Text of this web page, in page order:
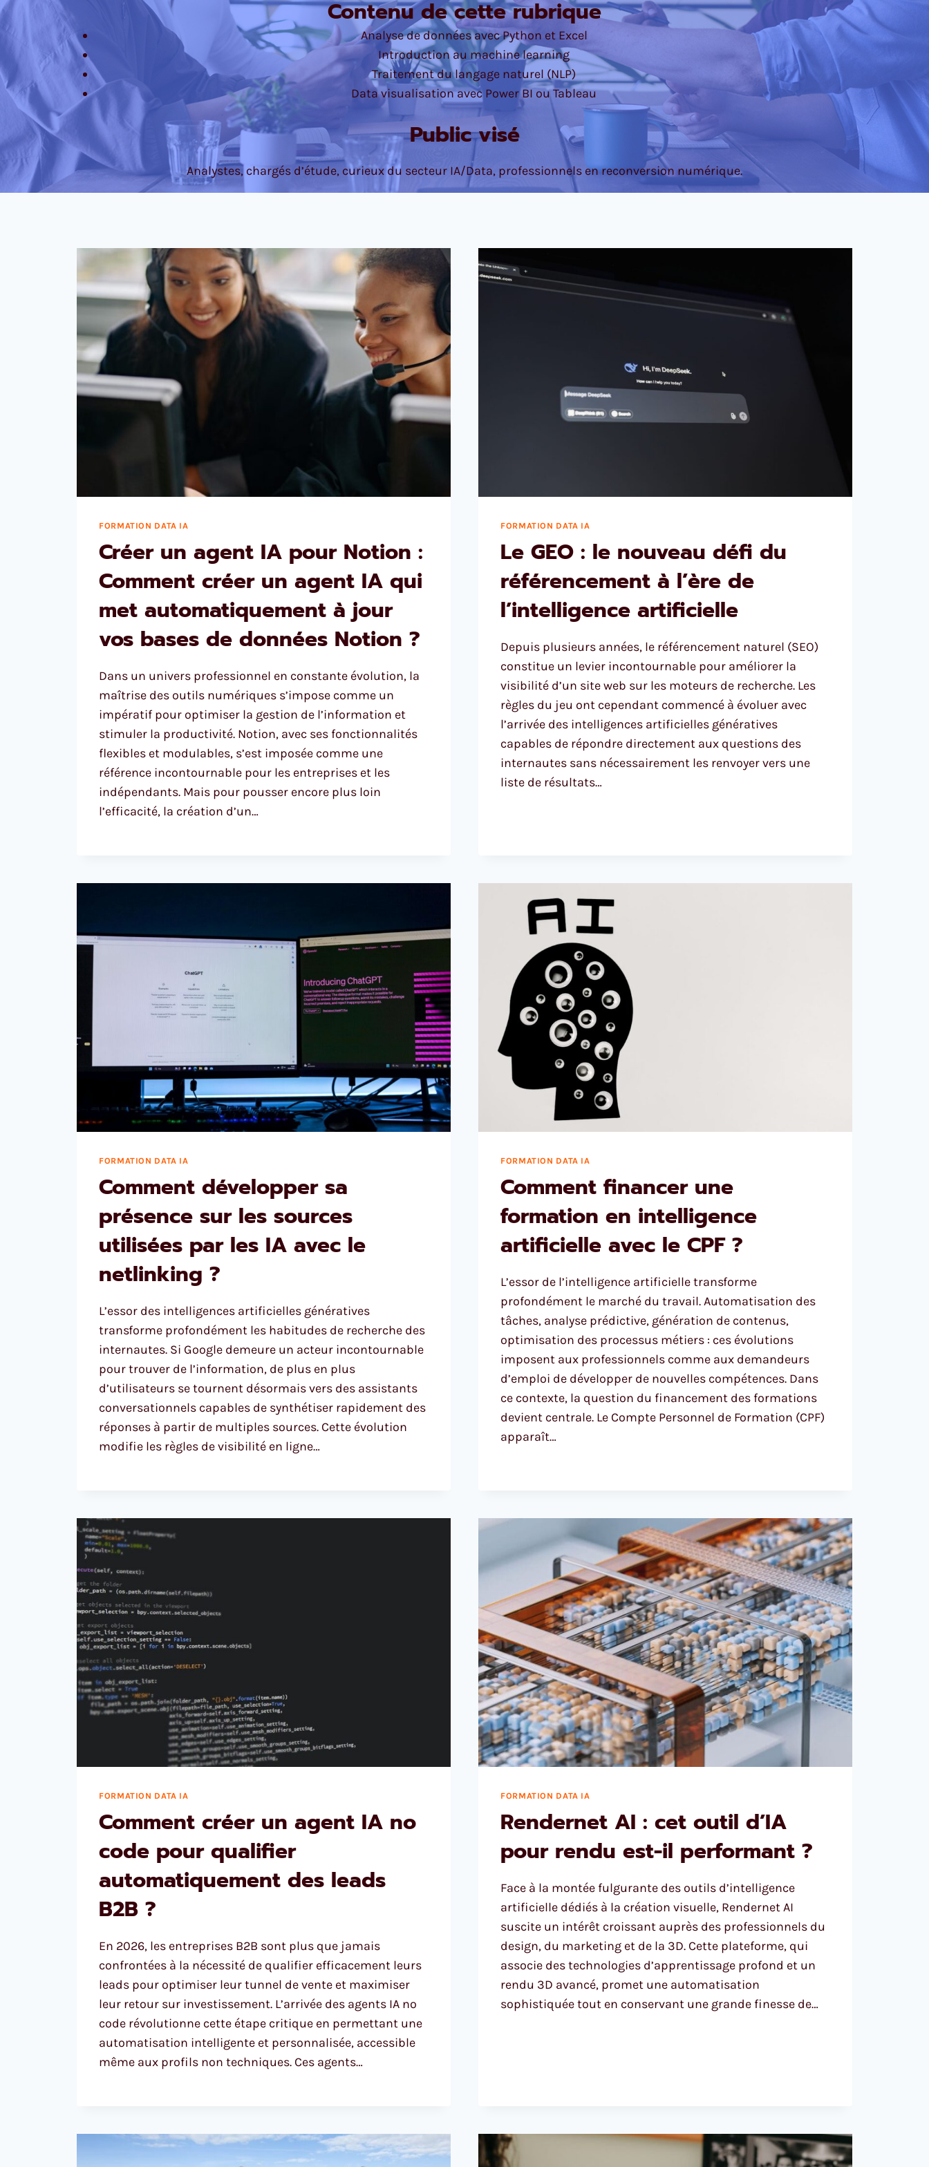
Contenu de cette rubrique
Analyse de données avec Python et Excel
Introduction au machine learning
Traitement du langage naturel (NLP)
Data visualisation avec Power BI ou Tableau
Public visé
Analystes, chargés d’étude, curieux du secteur IA/Data, professionnels en reconversion numérique.
FORMATION DATA IA
Créer un agent IA pour Notion :
Comment créer un agent IA qui
met automatiquement à jour
vos bases de données Notion ?
Dans un univers professionnel en constante évolution, la
maîtrise des outils numériques s’impose comme un
impératif pour optimiser la gestion de l’information et
stimuler la productivité. Notion, avec ses fonctionnalités
flexibles et modulables, s’est imposée comme une
référence incontournable pour les entreprises et les
indépendants. Mais pour pousser encore plus loin
l’efficacité, la création d’un…
FORMATION DATA IA
Le GEO : le nouveau défi du
référencement à l’ère de
l’intelligence artificielle
Depuis plusieurs années, le référencement naturel (SEO)
constitue un levier incontournable pour améliorer la
visibilité d’un site web sur les moteurs de recherche. Les
règles du jeu ont cependant commencé à évoluer avec
l’arrivée des intelligences artificielles génératives
capables de répondre directement aux questions des
internautes sans nécessairement les renvoyer vers une
liste de résultats…
FORMATION DATA IA
Comment développer sa
présence sur les sources
utilisées par les IA avec le
netlinking ?
L’essor des intelligences artificielles génératives
transforme profondément les habitudes de recherche des
internautes. Si Google demeure un acteur incontournable
pour trouver de l’information, de plus en plus
d’utilisateurs se tournent désormais vers des assistants
conversationnels capables de synthétiser rapidement des
réponses à partir de multiples sources. Cette évolution
modifie les règles de visibilité en ligne…
FORMATION DATA IA
Comment financer une
formation en intelligence
artificielle avec le CPF ?
L’essor de l’intelligence artificielle transforme
profondément le marché du travail. Automatisation des
tâches, analyse prédictive, génération de contenus,
optimisation des processus métiers : ces évolutions
imposent aux professionnels comme aux demandeurs
d’emploi de développer de nouvelles compétences. Dans
ce contexte, la question du financement des formations
devient centrale. Le Compte Personnel de Formation (CPF)
apparaît…
FORMATION DATA IA
Comment créer un agent IA no
code pour qualifier
automatiquement des leads
B2B ?
En 2026, les entreprises B2B sont plus que jamais
confrontées à la nécessité de qualifier efficacement leurs
leads pour optimiser leur tunnel de vente et maximiser
leur retour sur investissement. L’arrivée des agents IA no
code révolutionne cette étape critique en permettant une
automatisation intelligente et personnalisée, accessible
même aux profils non techniques. Ces agents…
FORMATION DATA IA
Rendernet AI : cet outil d’IA
pour rendu est-il performant ?
Face à la montée fulgurante des outils d’intelligence
artificielle dédiés à la création visuelle, Rendernet AI
suscite un intérêt croissant auprès des professionnels du
design, du marketing et de la 3D. Cette plateforme, qui
associe des technologies d’apprentissage profond et un
rendu 3D avancé, promet une automatisation
sophistiquée tout en conservant une grande finesse de…